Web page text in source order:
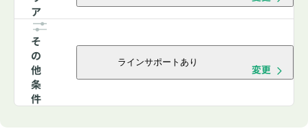
ア
そ
の
他
条
件
ラインサポートあり
変更